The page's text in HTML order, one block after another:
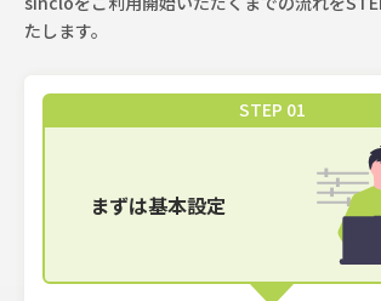
たします。
STEP 01
まずは基本設定